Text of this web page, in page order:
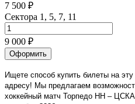
7 500 ₽
Сектора 1, 5, 7, 11
9 000 ₽
Оформить
Ищете способ купить билеты на
адресу! Мы предлагаем
хоккейный матч Торпедо НН –